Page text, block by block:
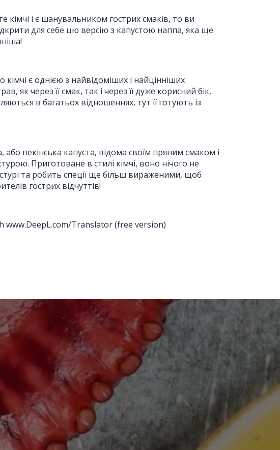
кімчі і є шанувальником гострих смаків, то ви
для себе цю версію з капустою наппа, яка ще
є однією з найвідоміших і найцінніших
як через її смак, так і через її дуже корисний бік,
в багатьох відношеннях, тут її готують із
або пекінська капуста, відома своїм пряним смаком і
Приготоване в стилі кімчі, воно нічого не
та робить спеції ще більш вираженими, щоб
гострих відчуттів!
www.DeepL.com/Translator (free version)